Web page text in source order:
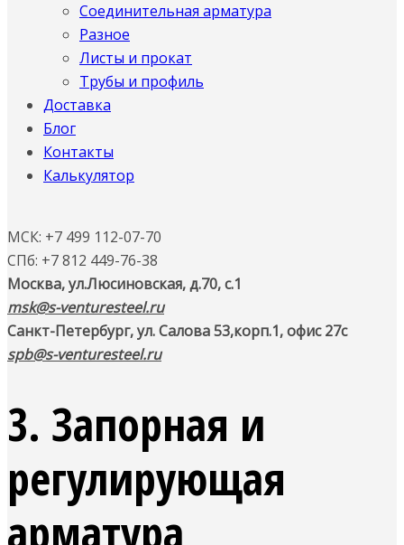
Соединительная арматура
Разное
Листы и прокат
Трубы и профиль
Доставка
Блог
Контакты
Калькулятор
МСК: +7 499 112-07-70
СПб: +7 812 449-76-38
Москва, ул.Люсиновская, д.70, с.1
msk@s-venturesteel.ru
Санкт-Петербург, ул. Салова 53,корп.1, офис 27с
spb@s-venturesteel.ru
3. Запорная и
регулирующая
арматура